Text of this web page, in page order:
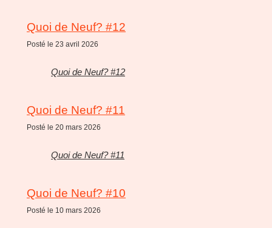
Quoi de Neuf? #12
Posté le 23 avril 2026
Quoi de Neuf? #12
Quoi de Neuf? #11
Posté le 20 mars 2026
Quoi de Neuf? #11
Quoi de Neuf? #10
Posté le 10 mars 2026